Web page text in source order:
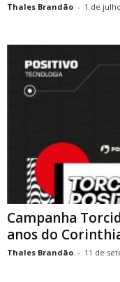
Thales Brandão - 1 de
Campanha
anos do
Thales Brandão - 11 de